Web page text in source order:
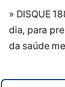
» DISQUE
dia, para
da saúde